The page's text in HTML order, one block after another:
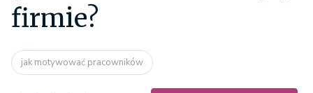
firmie?
jak motywować pracowników